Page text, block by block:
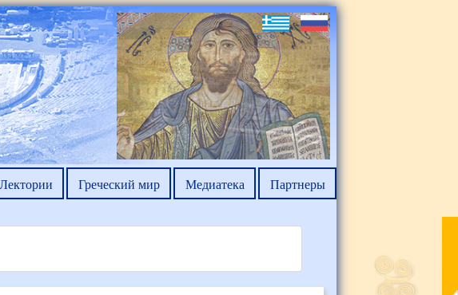
Лектории Греческий мир Медиатека Партнеры